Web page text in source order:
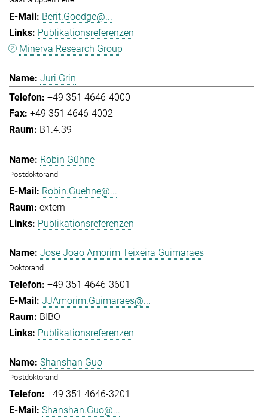
Berit.Goodge@...
Publikationsreferenzen
Minerva Research Group
Juri Grin
+49 351 4646-4000
+49 351 4646-4002
B1.4.39
Robin Gühne
Postdoktorand
Robin.Guehne@...
extern
Publikationsreferenzen
Jose Joao Amorim Teixeira Guimaraes
Doktorand
+49 351 4646-3601
JJAmorim.Guimaraes@...
BIBO
Publikationsreferenzen
Shanshan Guo
Postdoktorand
+49 351 4646-3201
Shanshan.Guo@...